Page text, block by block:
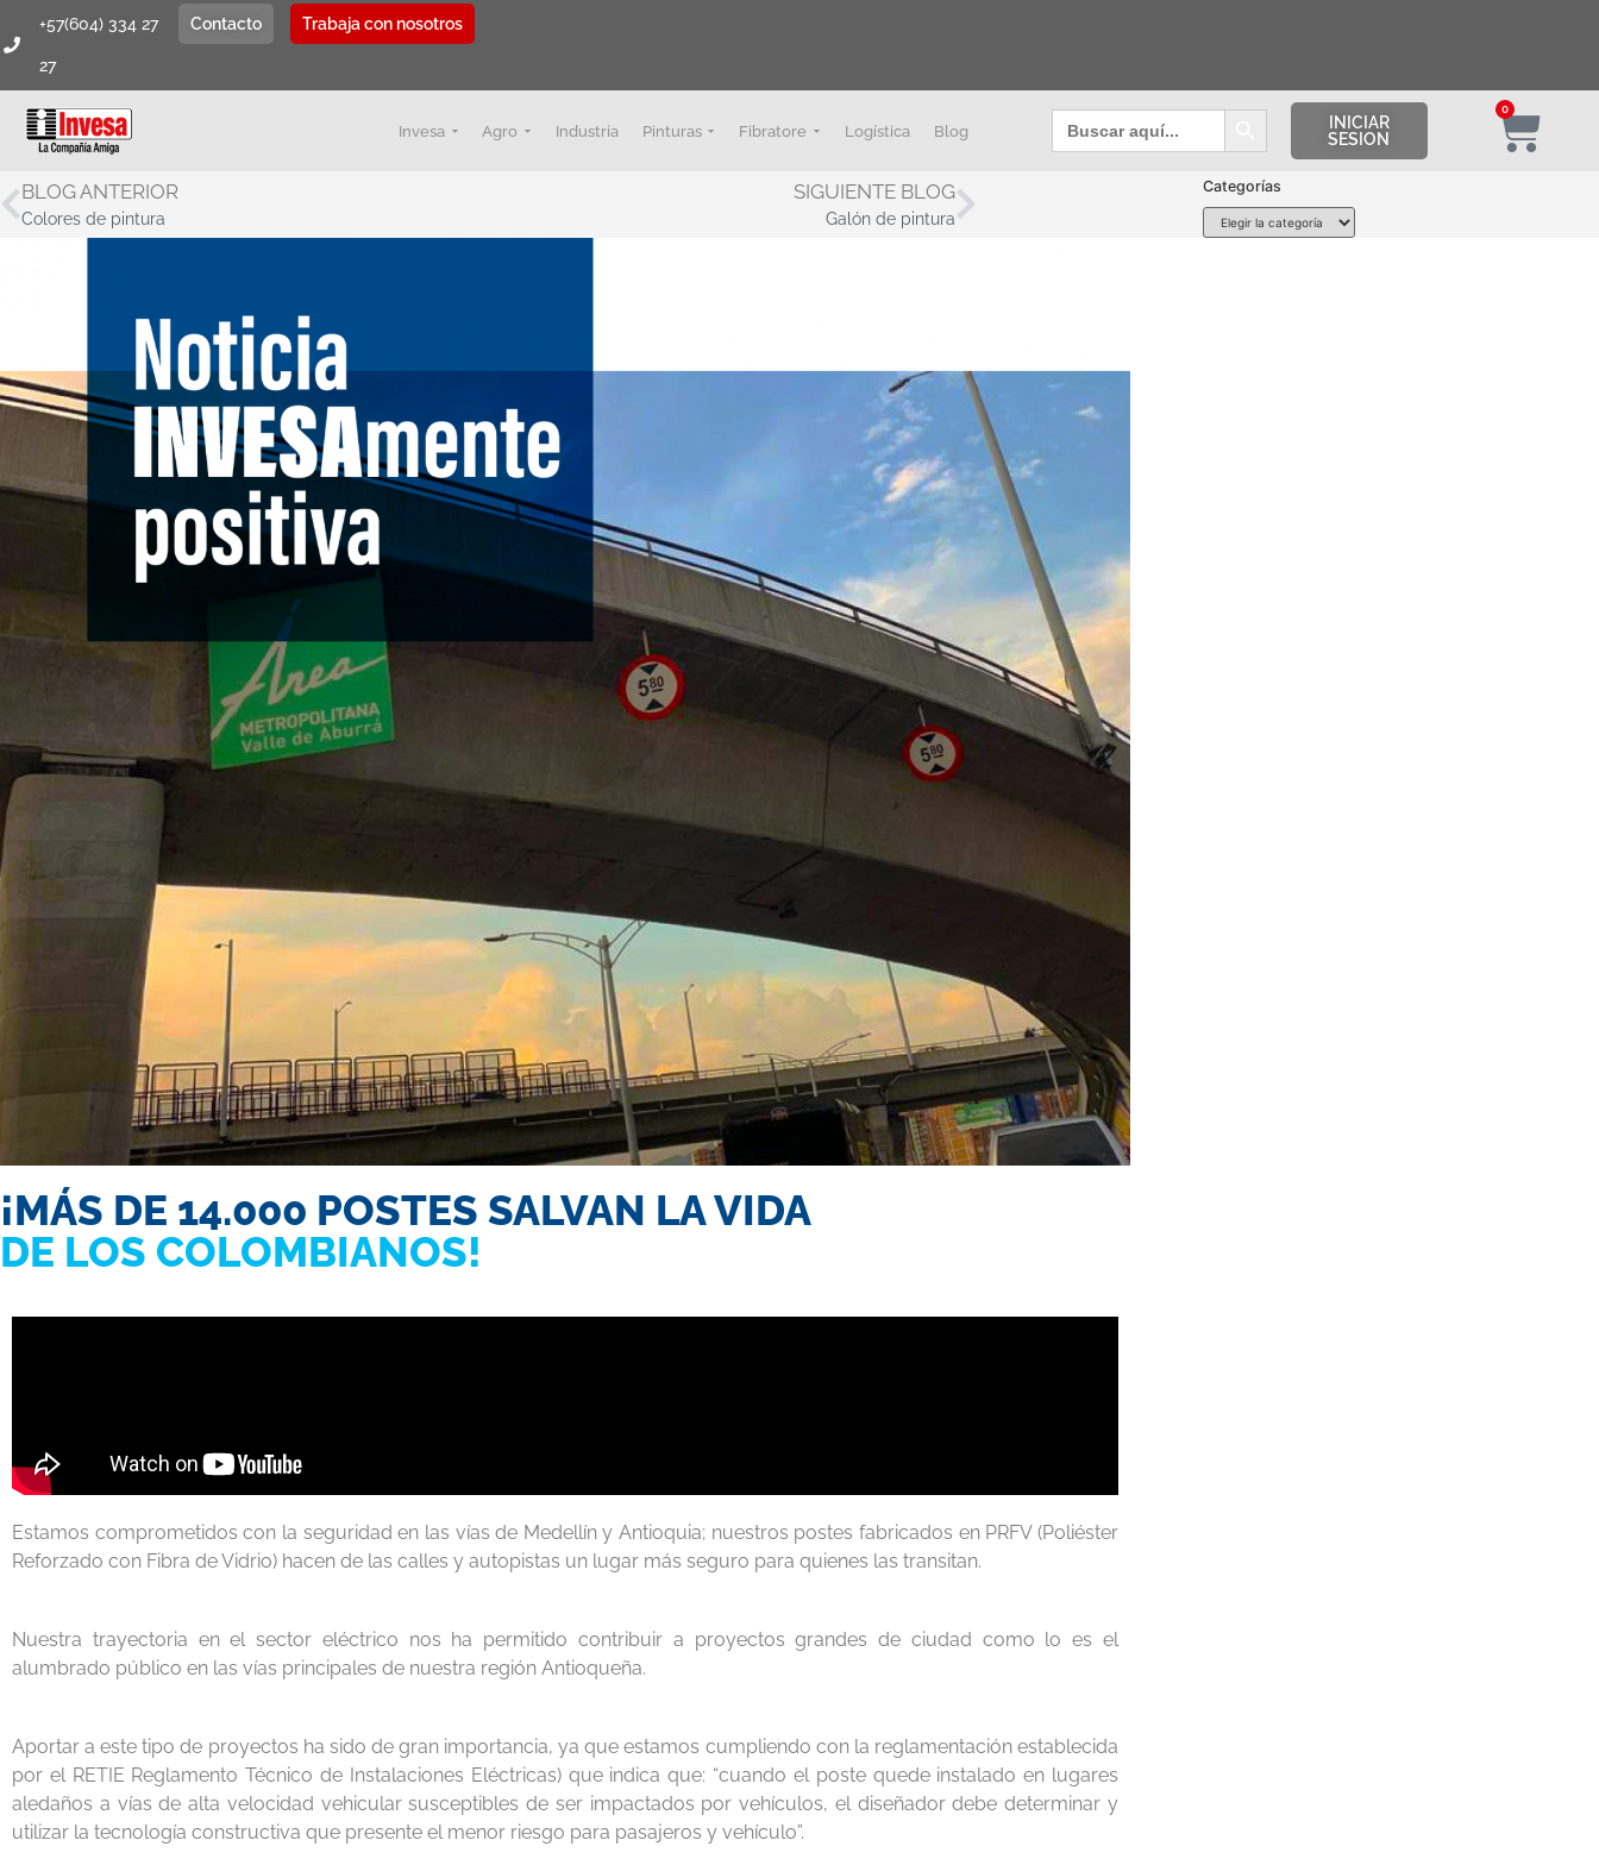
+57(604) 334 27
27
Contacto Trabaja con nosotros
Invesa Agro Industria Pinturas Fibratore Logística Blog
Buscar: Botón de búsqueda
INICIAR
SESION
0
BLOG ANTERIOR
Colores de pintura
SIGUIENTE BLOG
Galón de pintura
Categorías
¡MÁS DE 14.000 POSTES SALVAN LA VIDA
DE LOS COLOMBIANOS!
Estamos comprometidos con la seguridad en las vías de Medellín y Antioquia; nuestros postes fabricados en PRFV (Poliéster
Reforzado con Fibra de Vidrio) hacen de las calles y autopistas un lugar más seguro para quienes las transitan.
Nuestra trayectoria en el sector eléctrico nos ha permitido contribuir a proyectos grandes de ciudad como lo es el
alumbrado público en las vías principales de nuestra región Antioqueña.
Aportar a este tipo de proyectos ha sido de gran importancia, ya que estamos cumpliendo con la reglamentación establecida
por el RETIE Reglamento Técnico de Instalaciones Eléctricas) que indica que: “cuando el poste quede instalado en lugares
aledaños a vías de alta velocidad vehicular susceptibles de ser impactados por vehículos, el diseñador debe determinar y
utilizar la tecnología constructiva que presente el menor riesgo para pasajeros y vehículo”.